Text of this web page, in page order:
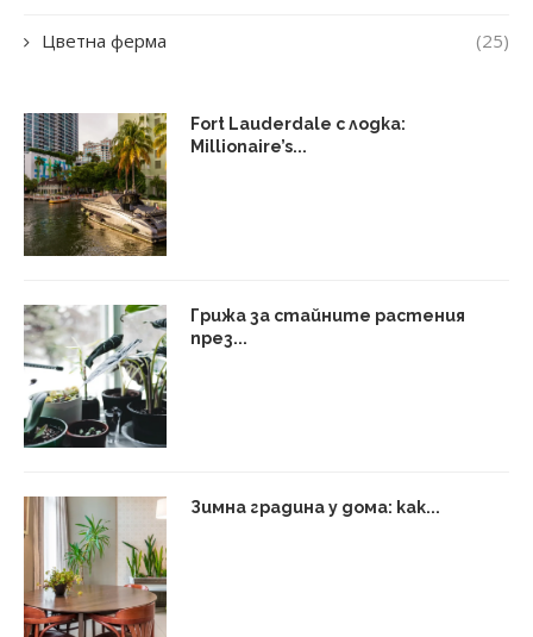
Цветна ферма (25)
Fort Lauderdale с лодка:
Millionaire’s...
Грижа за стайните растения
през...
Зимна градина у дома: как...